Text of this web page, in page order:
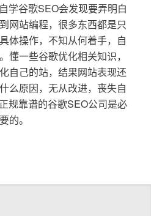
学谷歌SEO会发现要弄明白
网站编程，很多东西都是只
体操作，不知从何着手，自
懂一些谷歌优化相关知识，
自己的站，结果网站表现还
么原因，无从改进，丧失自
规靠谱的谷歌SEO公司是必
要的。